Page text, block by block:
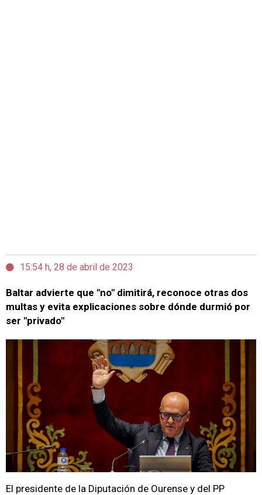
15:54 h, 28 de abril de 2023
Baltar advierte que "no" dimitirá, reconoce otras dos
multas y evita explicaciones sobre dónde durmió por
ser "privado"
El presidente de la Diputación de Ourense y del PP